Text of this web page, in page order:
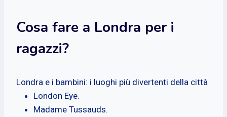
Cosa fare a Londra per i
ragazzi?
Londra e i bambini: i luoghi più divertenti della città
London Eye.
Madame Tussauds.